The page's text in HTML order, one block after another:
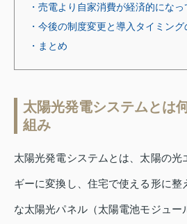
・売電より自家消費が経済的にな
・今後の制度変更と導入タイミング
・まとめ
太陽光発電システムとは
組み
太陽光発電システムとは、太陽の光
ギーに変換し、住宅で使える形に整
な太陽光パネル（太陽電池モジュー